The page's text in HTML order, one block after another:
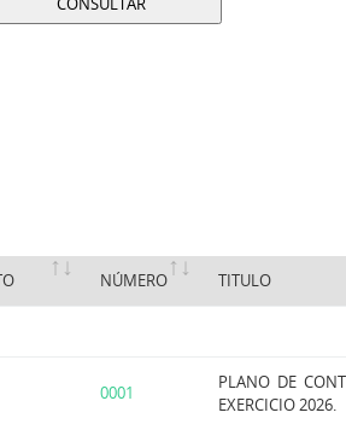
NÚMERO TITULO
0001
PLANO DE
EXERCICIO 2026.